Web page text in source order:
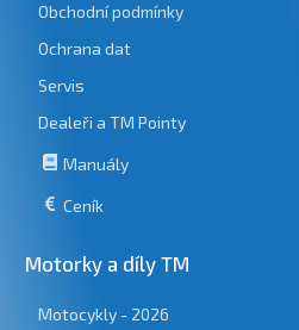
Obchodní podmínky
Ochrana dat
Servis
Dealeři a TM Pointy
Manuály
Ceník
Motorky a díly TM
Motocykly - 2026